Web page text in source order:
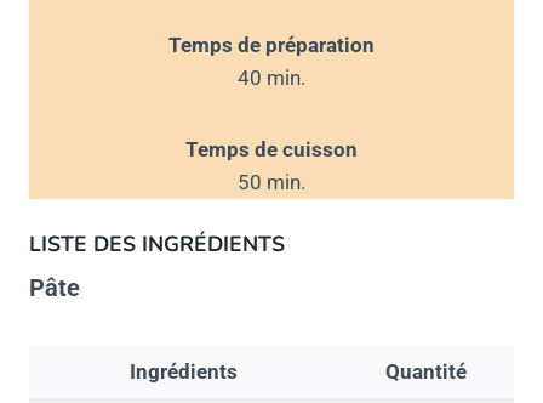
Temps de préparation
40 min.
Temps de cuisson
50 min.
LISTE DES INGRÉDIENTS
Pâte
Ingrédients Quantité